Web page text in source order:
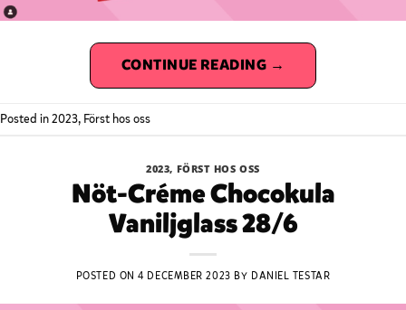
CONTINUE READING →
Posted in2023, Först hos oss
2023, FÖRST HOS OSS
Nöt-Créme Chocokula
Vaniljglass 28/6
POSTED ON4 DECEMBER 2023 BY DANIEL TESTAR